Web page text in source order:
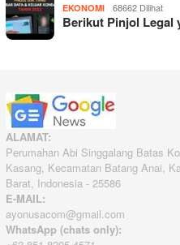
EKONOMI 68662 Dilihat
Berikut Pinjol Legal
ALAMAT:
Perumahan Abi Singgalang Batas
Kasang, Kecamatan Batang Anai,
Barat, Indonesia - 25586
E-MAIL:
ayonusacom@gmail.com
WhatsApp (chats only):